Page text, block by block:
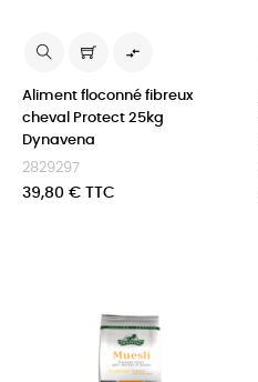

Aliment floconné fibreux
cheval Protect 25kg
Dynavena
2829297
Prix
39,80 € TTC